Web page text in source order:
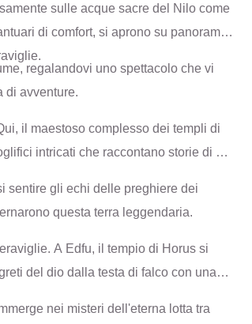
sulle acque sacre del Nilo come
di comfort, si aprono su panorami
regalandovi uno spettacolo che vi
di avventure.
il maestoso complesso dei templi di
intricati che raccontano storie di dei
sentire gli echi delle preghiere dei
questa terra leggendaria.
A Edfu, il tempio di Horus si
del dio dalla testa di falco con una
nei misteri dell'eterna lotta tra